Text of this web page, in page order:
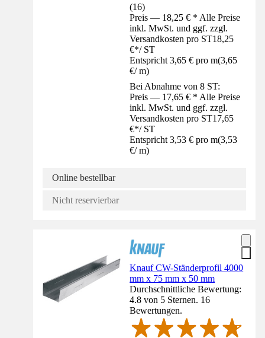
(16)
Preis — 18,25 € * Alle Preise
inkl. MwSt. und ggf. zzgl.
Versandkosten pro ST18,25
€*/ ST
Entspricht 3,65 € pro m(3,65
€/ m)
Bei Abnahme von 8 ST:
Preis — 17,65 € * Alle Preise
inkl. MwSt. und ggf. zzgl.
Versandkosten pro ST17,65
€*/ ST
Entspricht 3,53 € pro m(3,53
€/ m)
Online bestellbar
Nicht reservierbar
Knauf CW-Ständerprofil 4000
mm x 75 mm x 50 mm
Durchschnittliche Bewertung:
4.8 von 5 Sternen. 16
Bewertungen.